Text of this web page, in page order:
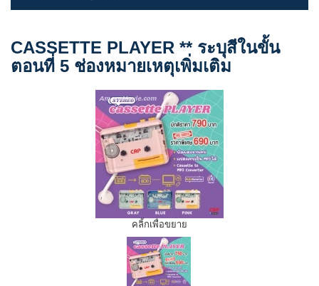
CASSETTE PLAYER ** ระบุสีในขั้น
ตอนที่ 5 ช่องหมายเหตุเพิ่มเติม
คลิ้กเพื่อขยาย